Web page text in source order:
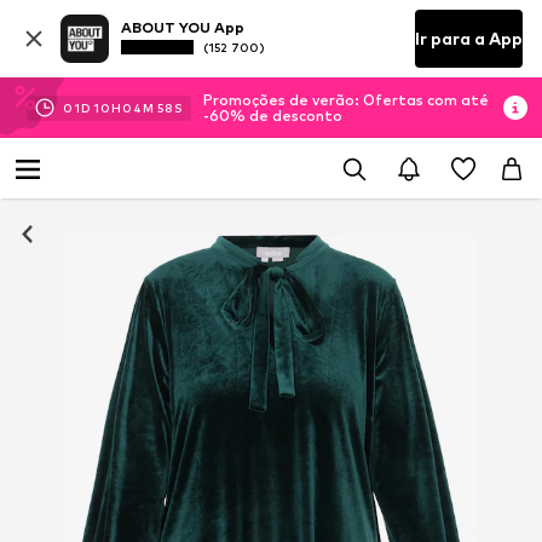
ABOUT YOU App
(152 700) Ir para a App
01D 10H 04M 58 S
Promoções de verão: Ofertas com até
-60% de desconto